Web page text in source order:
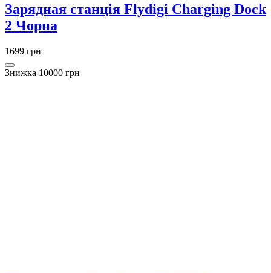
Зарядная станція Flydigi Charging Dock
2 Чорна
1699 грн
Знижка 10000 грн